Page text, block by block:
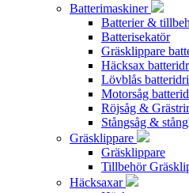
Batterimaskiner
Batterier &
Batterisekatör
Gräsklippare
Häcksax
Lövblås
Motorsåg
Röjsåg &
Stångsåg &
Gräsklippare
Gräsklippare
Tillbehör
Häcksaxar